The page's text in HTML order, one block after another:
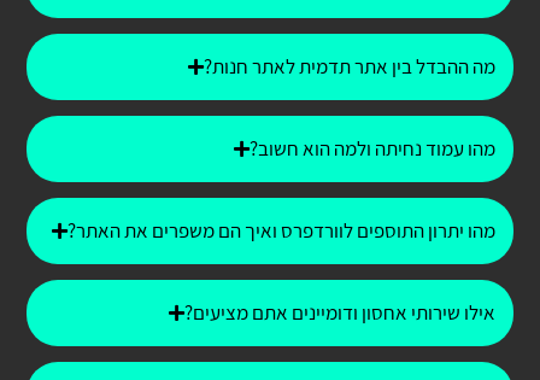
מה ההבדל בין אתר תדמית לאתר חנות?
מהו עמוד נחיתה ולמה הוא חשוב?
מהו יתרון התוספים לוורדפרס ואיך הם משפרים את האתר?
אילו שירותי אחסון ודומיינים אתם מציעים?